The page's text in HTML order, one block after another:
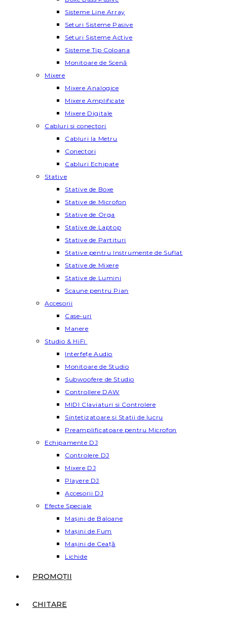
Sisteme Line Array
Seturi Sisteme Pasive
Seturi Sisteme Active
Sisteme Tip Coloana
Monitoare de Scenă
Mixere
Mixere Analogice
Mixere Amplificate
Mixere Digitale
Cabluri si conectori
Cabluri la Metru
Conectori
Cabluri Echipate
Stative
Stative de Boxe
Stative de Microfon
Stative de Orga
Stative de Laptop
Stative de Partituri
Stative pentru Instrumente de Suflat
Stative de Mixere
Stative de Lumini
Scaune pentru Pian
Accesorii
Case-uri
Manere
Studio & HiFi
Interfețe Audio
Monitoare de Studio
Subwoofere de Studio
Controllere DAW
MIDI Claviaturi si Controlere
Sintetizatoare si Statii de lucru
Preamplificatoare pentru Microfon
Echipamente DJ
Controlere DJ
Mixere DJ
Playere DJ
Accesorii DJ
Efecte Speciale
Mașini de Baloane
Mașini de Fum
Mașini de Ceață
Lichide
PROMOȚII
CHITARE